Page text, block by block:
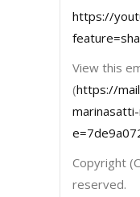
https://
View this
(https://
Copyright
reserved.